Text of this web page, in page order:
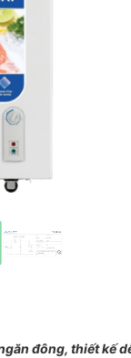
đông, thiết